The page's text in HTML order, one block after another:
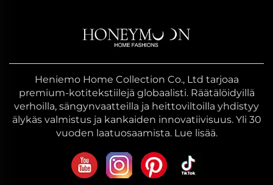
Heniemo Home Collection Co., Ltd tarjoaa
premium-kotitekstiilejä globaalisti. Räätälöidyillä
verhoilla, sängynvaatteilla ja heittoviltoilla yhdistyy
älykäs valmistus ja kankaiden innovatiivisuus. Yli 30
vuoden laatuosaamista. Lue lisää.